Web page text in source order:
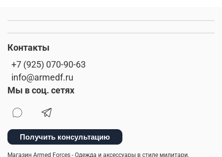
Контакты
+7 (925) 070-90-63
info@armedf.ru
Мы в соц. сетях
Получить консультацию
Магазин Armed Forces - Одежда и аксессуары в стиле милитари.